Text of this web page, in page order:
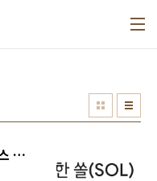
신한 쏠퀴즈 4월8일 야구SOL 플러스 출석(위드)플레이OX 정답 모음